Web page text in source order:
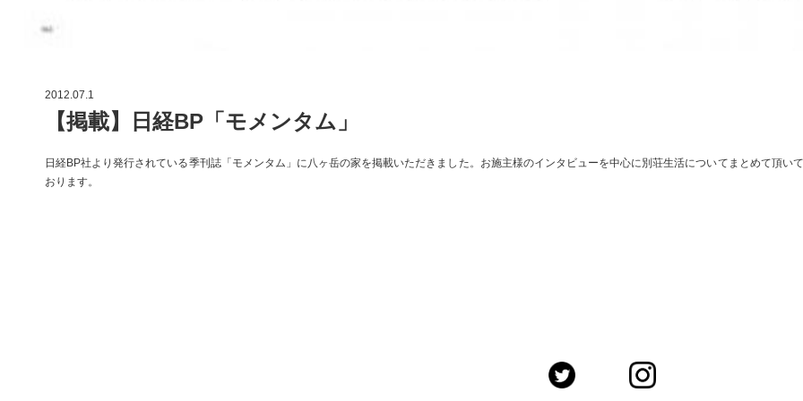
2012.07.1
【掲載】日経BP「モメンタム」
日経BP社より発行されている季刊誌「モメンタム」に八ヶ岳の家を掲載いただきました。お施主様のインタビューを中心に別荘生活についてまとめて頂いて
おります。